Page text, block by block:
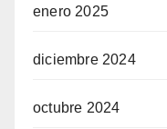
enero 2025
diciembre 2024
octubre 2024